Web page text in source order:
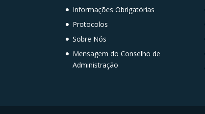
Informações Obrigatórias
Protocolos
Sobre Nós
Mensagem do Conselho de
Administração